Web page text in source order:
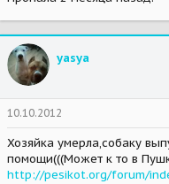
yasya
10.10.2012
Хозяйка умерла,собаку
помощи(((Может к то в
http://pesikot.org/forum/